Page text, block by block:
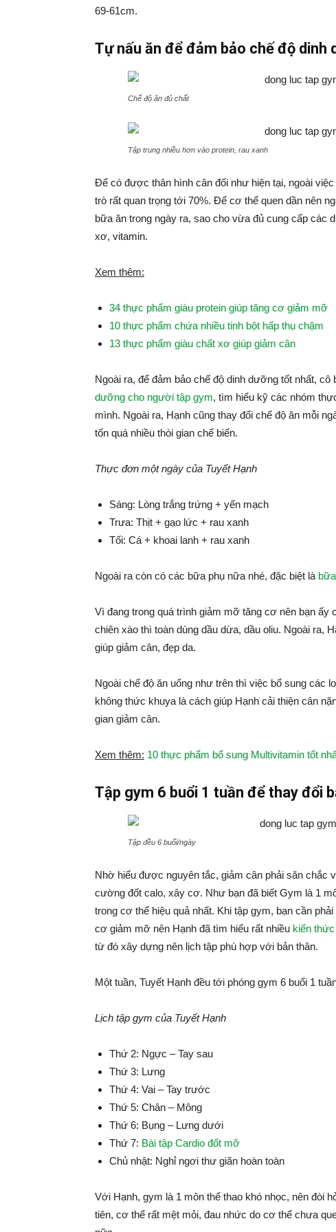
69-61cm.
Tự nấu ăn để đảm bảo chế độ
Chế độ ăn đủ chất
Tập trung nhiều hơn vào protein, rau xanh
Để có được thân hình cân đối như hiện tại, ngoài
trò rất quan trọng tới 70%. Để cơ thể quen dần nên
bữa ăn trong ngày ra, sao cho vừa đủ cung cấp các
xơ, vitamin.
Xem thêm:
34 thực phẩm giàu protein giúp tăng cơ giảm mỡ
10 thực phẩm chứa nhiều tinh bột hấp thụ chậm
13 thực phẩm giàu chất xơ giúp giảm cân
Ngoài ra, để đảm bảo chế độ dinh dưỡng tốt nhất,
dưỡng cho người tập gym, tìm hiểu kỹ các nhóm
mình. Ngoài ra, Hạnh cũng thay đổi chế độ ăn mỗi
tốn quá nhiều thòi gian chế biến.
Thực đơn một ngày của Tuyết Hạnh
Sáng: Lòng trắng trứng + yến mạch
Trưa: Thịt + gạo lức + rau xanh
Tối: Cá + khoai lanh + rau xanh
Ngoài ra còn có các bữa phụ nữa nhé, đặc biệt là
Vì đang trong quá trình giảm mỡ tăng cơ nên bạn
chiên xào thì toàn dùng dầu dừa, dầu oliu. Ngoài ra,
giúp giảm cân, đẹp da.
Ngoài chế độ ăn uống như trên thì việc bổ sung các
không thức khuya là cách giúp Hạnh cải thiện cân
gian giảm cân.
Xem thêm: 10 thực phẩm bổ sung Multivitamin tốt
Tập gym 6 buổi 1 tuần để thay đổi
Tập đều 6 buổi/ngày
Nhờ hiểu được nguyên tắc, giảm cân phải săn chắc
cường đốt calo, xây cơ. Như bạn đã biết Gym là 1
trong cơ thể hiệu quả nhất. Khi tập gym, bạn cần
cơ giảm mỡ nên Hạnh đã tìm hiểu rất nhiều kiến
từ đó xây dựng nên lịch tập phù hợp với bản thân.
Một tuần, Tuyết Hạnh đều tới phóng gym 6 buổi 1
Lịch tập gym của Tuyết Hạnh
Thứ 2: Ngực – Tay sau
Thứ 3: Lưng
Thứ 4: Vai – Tay trước
Thứ 5: Chân – Mông
Thứ 6: Bụng – Lưng dưới
Thứ 7: Bài tập Cardio đốt mỡ
Chủ nhật: Nghỉ ngơi thư giãn hoàn toàn
Với Hạnh, gym là 1 môn thể thao khó nhọc, nên đòi
tiên, cơ thể rất mệt mỏi, đau nhức do cơ thể chưa